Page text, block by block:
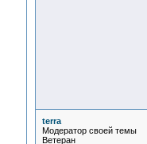
terra
Модератор своей темы
Ветеран